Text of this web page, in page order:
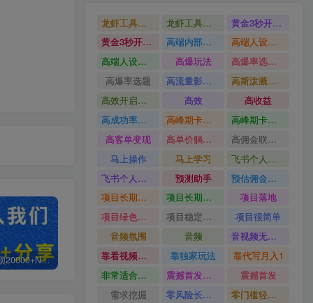
白菜价解锁20000+N个赚钱机会，加入轻创终点站会员，全站资源免费学习。 【站长运营资料】无水印课程资源
龙虾工具完整部署教学图文视频理财多赛道AI变现 龙虾工具完整部署教学
黄金3秒开头与标题海报玩法六大运营硬核技能高效变现
黄金3秒开头与标题海报玩法
高端内部魔灵召唤挂G打金
高端人设搭建积累客户信任图文剪辑谈单转化实操教学
高端人设搭建积累客户信任
高爆玩法
高爆率选题方法
高爆率选题
高流量影视片
高斯泼溅与游戏化交互课程
高效开启跨境賺钱新通道
高效
高收益
高成功率爆款全流程打法
高峰期卡顿利润被抽干私域直播核心痛点解析
高峰期卡顿利润被抽干
高客单变现
高单价躺賺玩法
高佣金联盟课
马上操作
马上学习
飞书个人版100G注册教程无需额外扩容
飞书个人版100G注册教程
预测助手
预估佣金有2200
项目长期稳定宝妈上班族既能兼职增收
项目长期稳定
项目落地
项目绿色长久
项目稳定落地两年以上
项目很简单
音频氛围
音频
音视频无损切割剪辑神器
靠看视频就能在YouTube上賺到钱
靠独家玩法
靠代写月入1
非常适合小白快速上手
震撼首发小白利用电脑做游戏搬砖
震撼首发
需求挖掘
零风险长期做
零门槛轻资产创业